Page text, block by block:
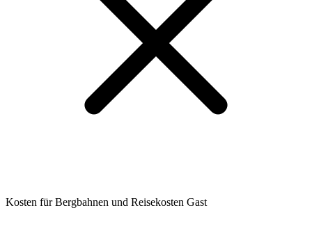
Kosten für Bergbahnen und Reisekosten Gast